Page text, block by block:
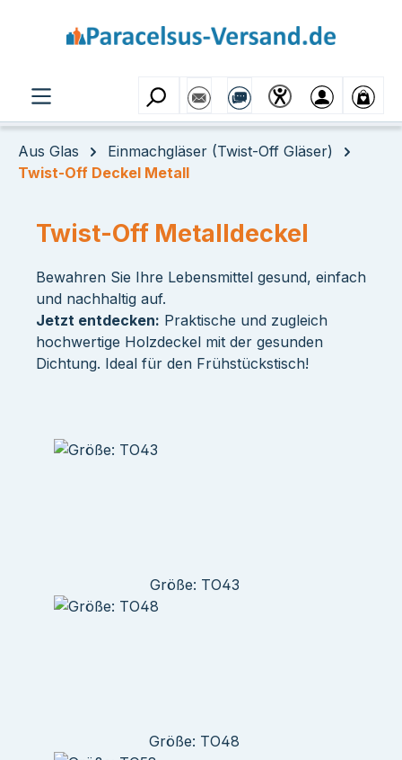
Aus Glas
Einmachgläser (Twist-Off Gläser)
Twist-Off Deckel Metall
Twist-Off Metalldeckel
Bewahren Sie Ihre Lebensmittel gesund, einfach
und nachhaltig auf.
Jetzt entdecken: Praktische und zugleich
hochwertige Holzdeckel mit der gesunden
Dichtung. Ideal für den Frühstückstisch!
Größe: TO43
Größe: TO48